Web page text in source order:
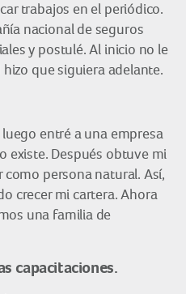
trabajos en el periódico.
nacional de seguros
y postulé. Al inicio no le
que siguiera adelante.
entré a una empresa
existe. Después obtuve mi
persona natural. Así,
crecer mi cartera. Ahora
una familia de
capacitaciones.